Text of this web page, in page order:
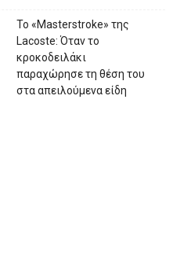
Το «Masterstroke» της
Lacoste: Όταν το
κροκοδειλάκι
παραχώρησε τη θέση του
στα απειλούμενα είδη